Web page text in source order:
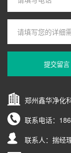
提交留言
郑州鑫华净化
联系电话：
联系人：揣经